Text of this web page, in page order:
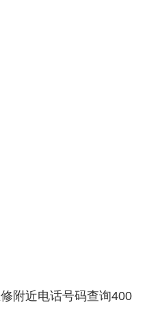
附近电话号码查询400